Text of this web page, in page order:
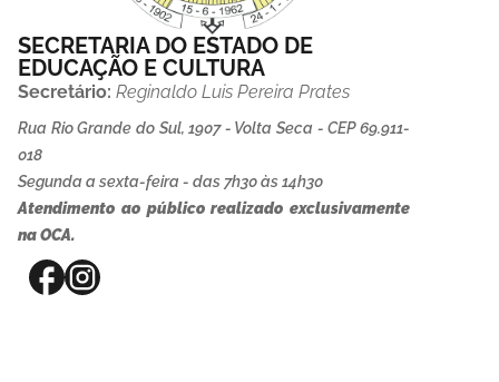
SECRETARIA DO ESTADO DE
EDUCAÇÃO E CULTURA
Secretário: Reginaldo Luis Pereira Prates
Rua Rio Grande do Sul, 1907 - Volta Seca - CEP 69.911-
018
Segunda a sexta-feira - das 7h30 às 14h30
Atendimento ao público realizado exclusivamente
na OCA.